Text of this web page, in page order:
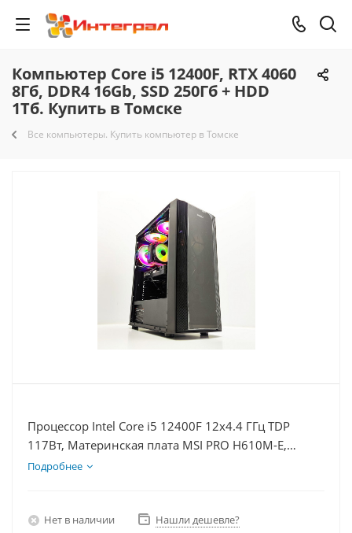
Компьютер Core i5 12400F, RTX 4060
8Гб, DDR4 16Gb, SSD 250Гб + HDD
1Тб. Купить в Томске
Все компьютеры. Купить компьютер в Томске
Процессор Intel Core i5 12400F 12x4.4 ГГц TDP
117Вт, Материнская плата MSI PRO H610M-E,
Видеокарта RTX 4060 8Гб, Память DDR4 16Gb,
Подробнее
Нет в наличии Нашли дешевле?